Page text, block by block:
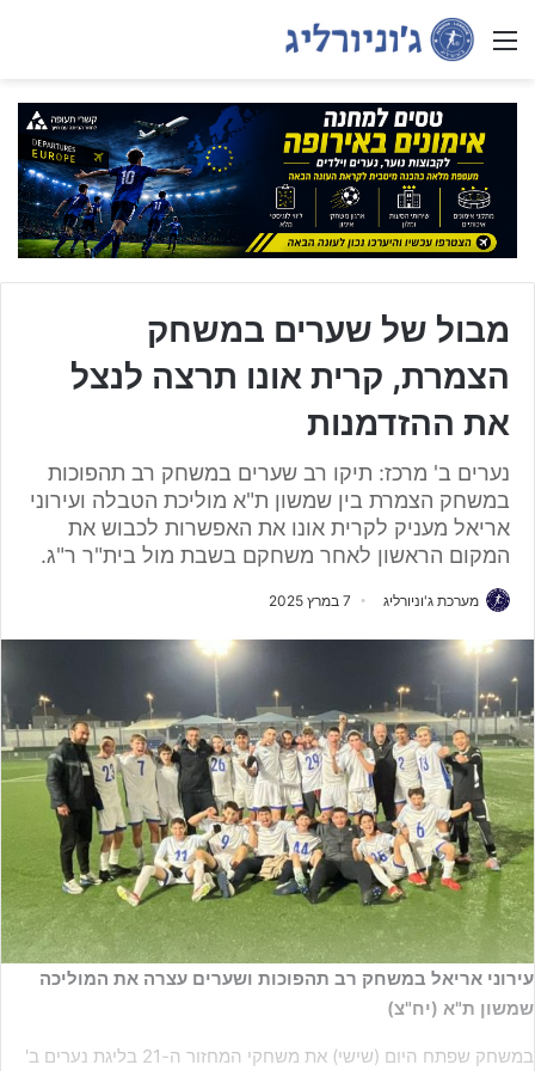
Menu
מבול של שערים במשחק
הצמרת, קרית אונו תרצה לנצל
את ההזדמנות
נערים ב' מרכז: תיקו רב שערים במשחק רב תהפוכות
במשחק הצמרת בין שמשון ת"א מוליכת הטבלה ועירוני
אריאל מעניק לקרית אונו את האפשרות לכבוש את
המקום הראשון לאחר משחקם בשבת מול בית"ר ר"ג.
מערכת ג'וניורליג 7 במרץ 2025
עירוני אריאל במשחק רב תהפוכות ושערים עצרה את המוליכה
שמשון ת"א (יח"צ)
במשחק שפתח היום (שישי) את משחקי המחזור ה-21 בליגת נערים ב'